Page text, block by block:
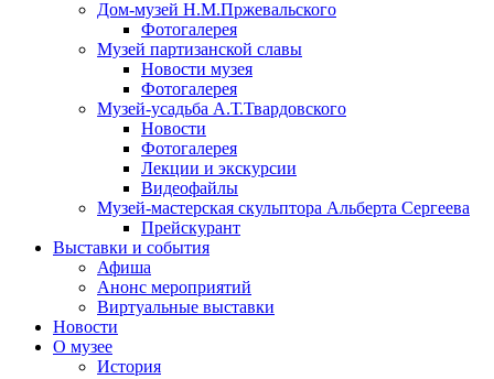
Дом-музей Н.М.Пржевальского
Фотогалерея
Музей партизанской славы
Новости музея
Фотогалерея
Музей-усадьба А.Т.Твардовского
Новости
Фотогалерея
Лекции и экскурсии
Видеофайлы
Музей-мастерская скульптора Альберта Сергеева
Прейскурант
Выставки и события
Афиша
Анонс мероприятий
Виртуальные выставки
Новости
О музее
История